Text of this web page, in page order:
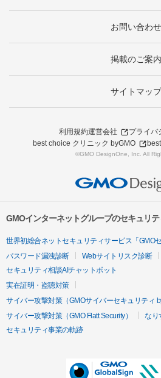
お問い合わせ
掲載のご案内
サイトマップ
利用規約運営会社
プライバ
best choice クリニック byGMO
©GMO DesignOne, Inc. All
GMOインターネットグループのセキュリ
世界初総合ネットセキュリティサービス「GMO
パスワード漏洩診断
Webサイトリスク診断
セキュリティ相談AIチャットボット
実在証明・盗聴対策
サイバー攻撃対策（GMOサイバーセキュリティ
サイバー攻撃対策（GMO Flatt Security）
なり
セキュリティ事業の軌跡